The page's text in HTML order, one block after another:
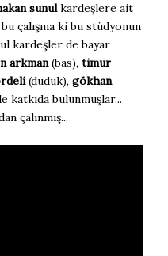
sunulkardeşlere ait
çalışma ki bu stüdyonun
kardeşler de bayar
arkman(bas), timur
(duduk), gökhan
bulunmuşlar...
çalınmış...